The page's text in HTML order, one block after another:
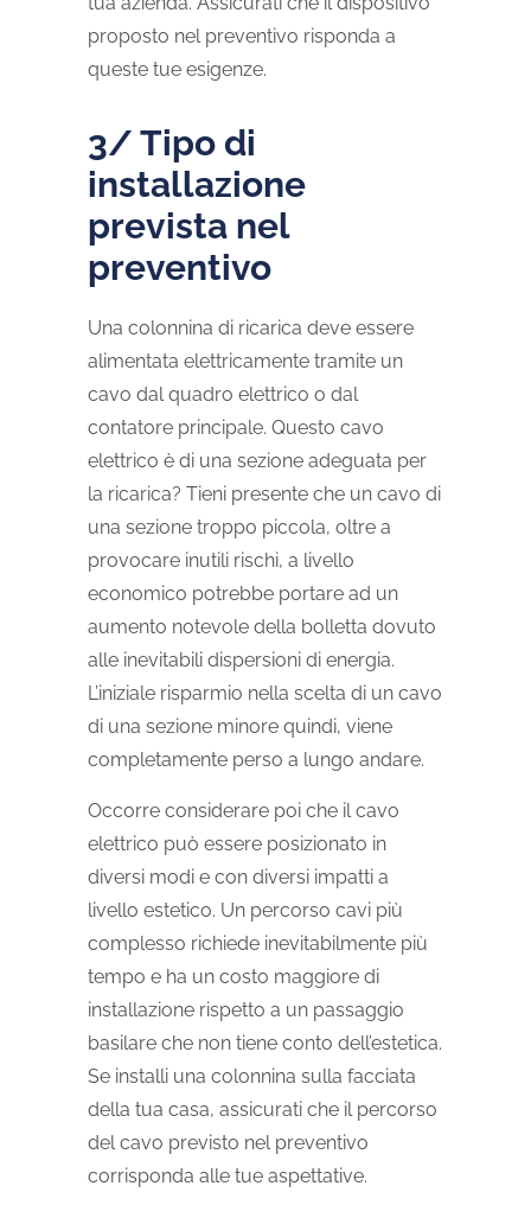
proposto nel preventivo risponda a
queste tue esigenze.
3/ Tipo di
installazione
prevista nel
preventivo
Una colonnina di ricarica deve essere
alimentata elettricamente tramite un
cavo dal quadro elettrico o dal
contatore principale. Questo cavo
elettrico è di una sezione adeguata per
la ricarica? Tieni presente che un cavo di
una sezione troppo piccola, oltre a
provocare inutili rischi, a livello
economico potrebbe portare ad un
aumento notevole della bolletta dovuto
alle inevitabili dispersioni di energia.
L’iniziale risparmio nella scelta di un cavo
di una sezione minore quindi, viene
completamente perso a lungo andare.
Occorre considerare poi che il cavo
elettrico può essere posizionato in
diversi modi e con diversi impatti a
livello estetico. Un percorso cavi più
complesso richiede inevitabilmente più
tempo e ha un costo maggiore di
installazione rispetto a un passaggio
basilare che non tiene conto dell’estetica.
Se installi una colonnina sulla facciata
della tua casa, assicurati che il percorso
del cavo previsto nel preventivo
corrisponda alle tue aspettative.